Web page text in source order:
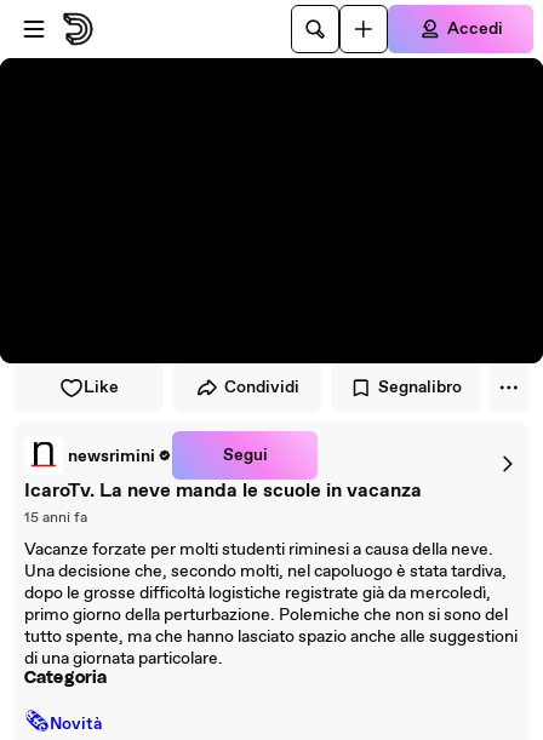
Vai al lettore
Passa al contenuto principale
Accedi
Like Condividi Segnalibro
newsrimini Segui
IcaroTv. La neve manda le scuole in vacanza
15 anni fa
Vacanze forzate per molti studenti riminesi a causa della neve.
Una decisione che, secondo molti, nel capoluogo è stata tardiva,
dopo le grosse difficoltà logistiche registrate già da mercoledì,
primo giorno della perturbazione. Polemiche che non si sono del
tutto spente, ma che hanno lasciato spazio anche alle suggestioni
di una giornata particolare.
Categoria
🗞Novità